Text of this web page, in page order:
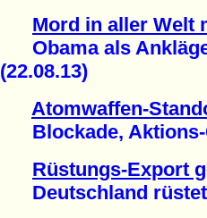
Mord in aller Welt
Obama als
(22.08.13)
Atomwaffen-
Blockade, Aktions-
Rüstungs-Export
Deutschland rüstet